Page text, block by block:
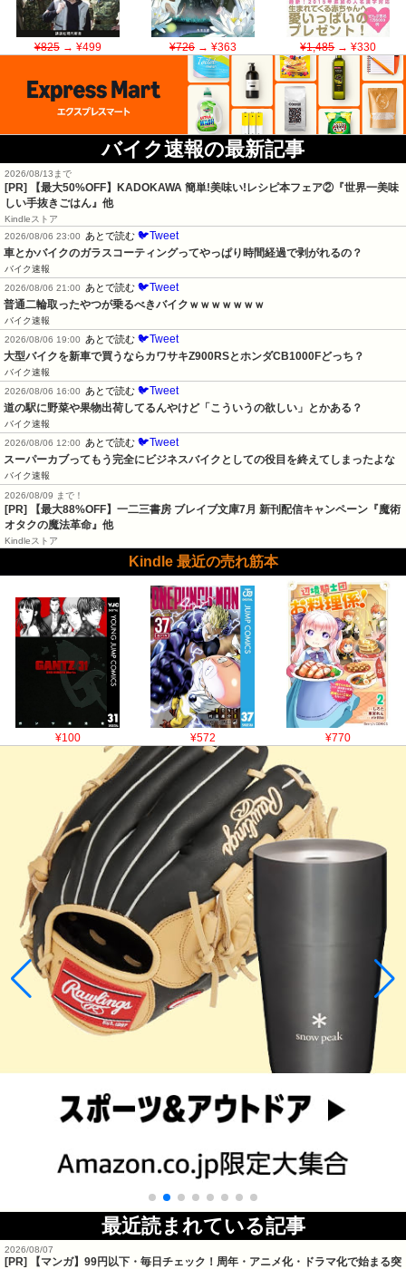
¥825→ ¥499 ¥726→ ¥363 ¥1,485→ ¥330
バイク速報の最新記事
2026/08/13まで
[PR] 【最大50%OFF】KADOKAWA 簡単!美味い!レシピ本フェア②『世界一美味
しい手抜きごはん』他
Kindleストア
2026/08/06 23:00
あとで読む 🐦Tweet
車とかバイクのガラスコーティングってやっぱり時間経過で剥がれるの？
バイク速報
2026/08/06 21:00
あとで読む 🐦Tweet
普通二輪取ったやつが乗るべきバイクｗｗｗｗｗｗｗ
バイク速報
2026/08/06 19:00
あとで読む 🐦Tweet
大型バイクを新車で買うならカワサキZ900RSとホンダCB1000Fどっち？
バイク速報
2026/08/06 16:00
あとで読む 🐦Tweet
道の駅に野菜や果物出荷してるんやけど「こういうの欲しい」とかある？
バイク速報
2026/08/06 12:00
あとで読む 🐦Tweet
スーパーカブってもう完全にビジネスバイクとしての役目を終えてしまったよな
バイク速報
2026/08/09 まで！
[PR] 【最大88%OFF】一二三書房 ブレイブ文庫7月 新刊配信キャンペーン『魔術
オタクの魔法革命』他
Kindleストア
Kindle 最近の売れ筋本
¥100 ¥572 ¥770
最近読まれている記事
2026/08/07
[PR] 【マンガ】99円以下・毎日チェック！周年・アニメ化・ドラマ化で始まる突